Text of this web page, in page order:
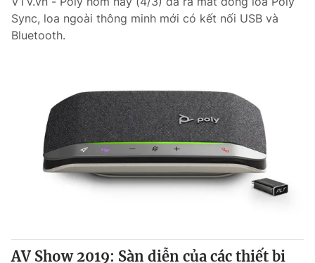
Sync, loa ngoài thông minh mới có kết nối USB và
Bluetooth.
AV Show 2019: Sàn diễn của các thiết bị